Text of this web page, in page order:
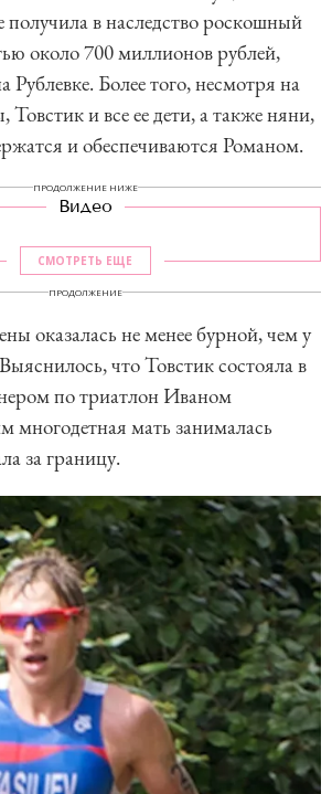
получила в наследство роскошный
около 700 миллионов рублей,
Более того, несмотря на
Товстик и все ее дети, а также няни,
и обеспечиваются Романом.
ПРОДОЛЖЕНИЕ НИЖЕ
Видео
СМОТРЕТЬ ЕЩЕ
ПРОДОЛЖЕНИЕ
оказалась не менее бурной, чем у
что Товстик состояла в
по триатлон Иваном
многодетная мать занималась
за границу.